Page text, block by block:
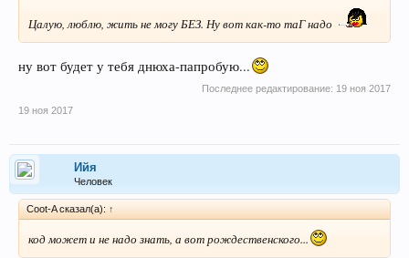
Цалую, люблю, жить не могу БЕЗ. Ну вот как-то таГ надо
ну вот будет у тебя днюха-папробую...
Последнее редактирование: 19 ноя 2017
19 ноя 2017
Ийя
Человек
Coot-A сказал(а): ↑
код может и не надо знать, а вот рождественского...